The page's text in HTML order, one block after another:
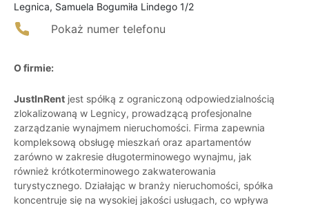
Legnica, Samuela Bogumiła Lindego 1/2
Pokaż numer telefonu
O firmie:
JustInRent jest spółką z ograniczoną odpowiedzialnością
zlokalizowaną w Legnicy, prowadzącą profesjonalne
zarządzanie wynajmem nieruchomości. Firma zapewnia
kompleksową obsługę mieszkań oraz apartamentów
zarówno w zakresie długoterminowego wynajmu, jak
również krótkoterminowego zakwaterowania
turystycznego. Działając w branży nieruchomości, spółka
koncentruje się na wysokiej jakości usługach, co wpływa